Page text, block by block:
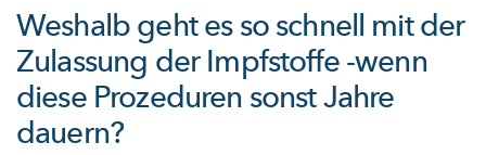
Weshalb geht es so schnell mit der
Zulassung der Impfstoffe -wenn
diese Prozeduren sonst Jahre
dauern?